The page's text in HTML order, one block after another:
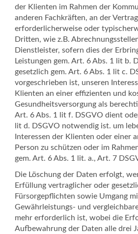
der Klienten im Rahmen der
anderen Fachkräften, an der
erforderlicherweise oder
Dritten, wie z.B.
Dienstleister, sofern dies der
Leistungen gem. Art. 6 Abs. 1 lit b.
gesetzlich gem. Art. 6 Abs. 1 lit c.
vorgeschrieben ist, unseren
Klienten an einer effizienten und
Gesundheitsversorgung als
Art. 6 Abs. 1 lit f. DSGVO dient
lit d. DSGVO notwendig ist. um
Interessen der Klienten oder einer
Person zu schützen oder im
gem. Art. 6 Abs. 1 lit. a., Art. 7
Die Löschung der Daten erfolgt,
Erfüllung vertraglicher oder
Fürsorgepflichten sowie Umgang
Gewährleistungs- und
mehr erforderlich ist, wobei die
Aufbewahrung der Daten alle drei